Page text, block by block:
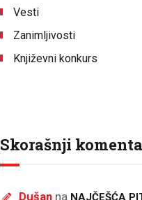
Vesti
Zanimljivosti
Književni konkurs
Skorašnji
Dušan na NAJČEŠĆA